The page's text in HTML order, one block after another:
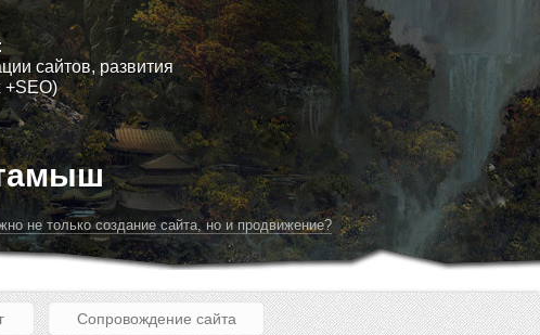
сайтов, развития
+SEO)
не только создание сайта, но и продвижение?
Сопровождение сайта